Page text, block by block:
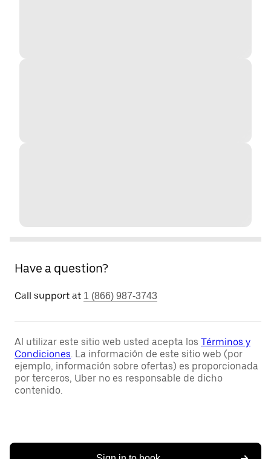
Have a question?
Call support at 1 (866) 987-3743
Al utilizar este sitio web usted acepta los Términos y
Condiciones. La información de este sitio web (por
ejemplo, información sobre ofertas) es proporcionada
por terceros, Uber no es responsable de dicho
contenido.